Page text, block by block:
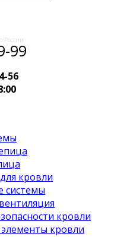
99
56
кровли
системы
кровли
кровли